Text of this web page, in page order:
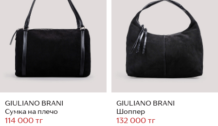
GIULIANO BRANI
Сумка на плечо
114 000 тг
GIULIANO BRANI
Шоппер
132 000 тг